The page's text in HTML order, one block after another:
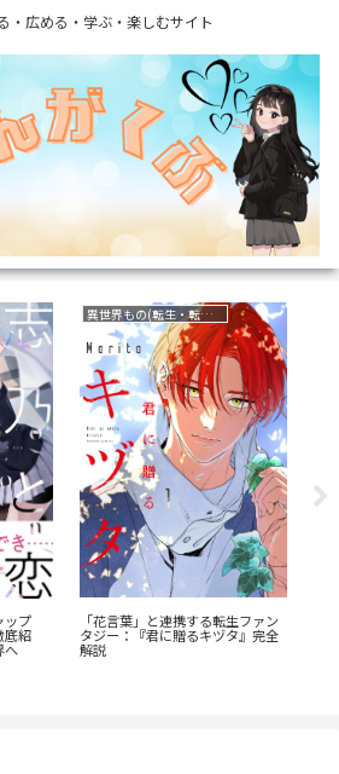
・広める・学ぶ・楽しむサイト
ップ
底紹
へ
異世界もの(転生・転移・成り上がり・異世界ファンタジー)
「花言葉」と連携する転生ファン
タジー：『君に贈るキヅタ』完全
解説